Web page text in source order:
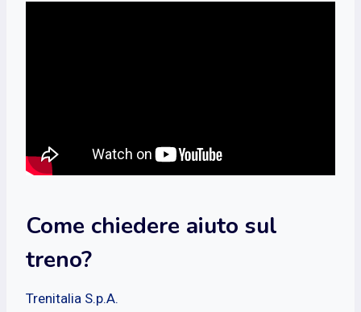
Come chiedere aiuto sul
treno?
Trenitalia S.p.A.